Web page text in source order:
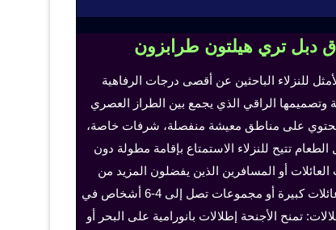
دبل تري هيلتون طرابزون
للنزلاء الباحثين عن أقصى درجات الرفاهية
وتصميمها الراقي الذي يجمع بين الطراز العصري
تحتوي على مناطق معيشة منفصلة، شرفات خاصة،
تتيح للنزلاء الاستمتاع بإقامة مطولة دون
أو المسافرين الذين يفضلون المزيد من
الخصوصية والراحة، ويمكن أن تستوعب عائلات كبيرة أو مجموعات تصل إلى 4-6 أشخاص في
تمنح الأجنحة إطلالات بانورامية على البحر أو